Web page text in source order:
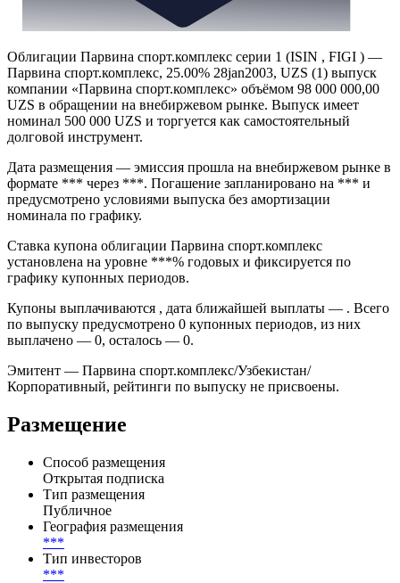
Облигации Парвина спорт.комплекс серии 1 (ISIN , FIGI ) —
Парвина спорт.комплекс, 25.00% 28jan2003, UZS (1) выпуск
компании «Парвина спорт.комплекс» объёмом 98 000 000,00
UZS в обращении на внебиржевом рынке. Выпуск имеет
номинал 500 000 UZS и торгуется как самостоятельный
долговой инструмент.
Дата размещения — эмиссия прошла на внебиржевом рынке в
формате *** через ***. Погашение запланировано на *** и
предусмотрено условиями выпуска без амортизации
номинала по графику.
Ставка купона облигации Парвина спорт.комплекс
установлена на уровне ***% годовых и фиксируется по
графику купонных периодов.
Купоны выплачиваются , дата ближайшей выплаты — . Всего
по выпуску предусмотрено 0 купонных периодов, из них
выплачено — 0, осталось — 0.
Эмитент — Парвина спорт.комплекс/Узбекистан/
Корпоративный, рейтинги по выпуску не присвоены.
Размещение
Способ размещения
Открытая подписка
Тип размещения
Публичное
География размещения
***
Тип инвесторов
***